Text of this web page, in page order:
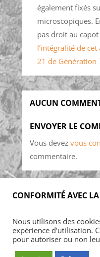
également fixés
microscopiques.
pas droit au
l’intégralité de
21 de Génération
AUCUN
ENVOYER LE
Vous devez vous
commentaire.
Foires &
Contact
CONFORMITÉ AVEC
Nous utilisons des
expérience d'utilisation.
pour autoriser ou non